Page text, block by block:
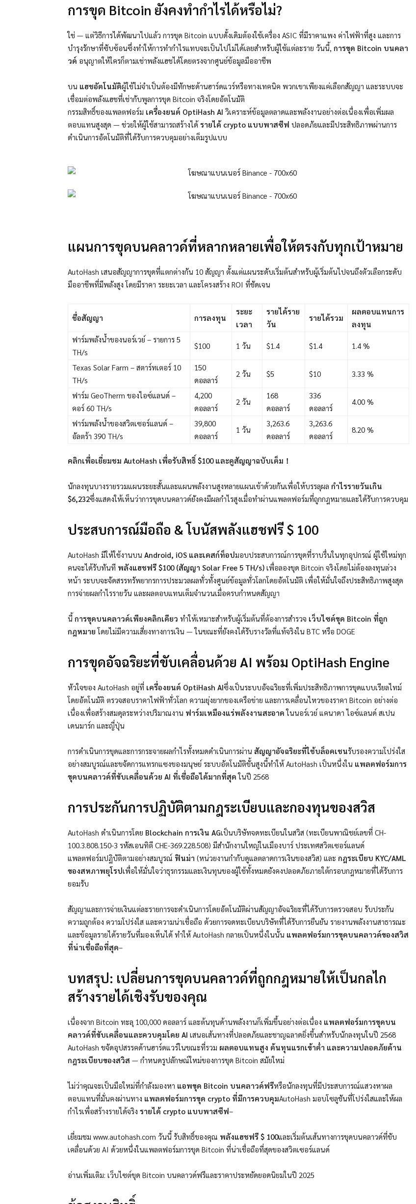
การขุด Bitcoin ยังคงทำกำไรได้หรือไม่?
ใช่ — แต่วิธีการได้พัฒนาไปแล้ว การขุด Bitcoin แบบดั้งเดิมต้องใช้เครื่อง ASIC ที่มีราคาแพง ค่าไฟฟ้าที่สูง และการ
บำรุงรักษาที่ซับซ้อนซึ่งทำให้การทำกำไรแทบจะเป็นไปไม่ได้เลยสำหรับผู้ใช้แต่ละราย วันนี้, การขุด Bitcoin บนคลา
วด์ อนุญาตให้ใครก็ตามเช่าพลังแฮชได้โดยตรงจากศูนย์ข้อมูลมืออาชีพ
บน แฮชอัตโนมัติผู้ใช้ไม่จำเป็นต้องมีทักษะด้านฮาร์ดแวร์หรือทางเทคนิค พวกเขาเพียงแค่เลือกสัญญา และระบบจะ
เชื่อมต่อพลังแฮชที่เช่ากับพูลการขุด Bitcoin จริงโดยอัตโนมัติ
กรรมสิทธิ์ของแพลตฟอร์ม เครื่องยนต์ OptiHash AI วิเคราะห์ข้อมูลตลาดและพลังงานอย่างต่อเนื่องเพื่อเพิ่มผล
ตอบแทนสูงสุด — ช่วยให้ผู้ใช้สามารถสร้างได้ รายได้ crypto แบบพาสซีฟ ปลอดภัยและมีประสิทธิภาพผ่านการ
ดำเนินการอัตโนมัติที่ได้รับการควบคุมอย่างเต็มรูปแบบ
แผนการขุดบนคลาวด์ที่หลากหลายเพื่อให้ตรงกับทุกเป้าหมาย
AutoHash เสนอสัญญาการขุดที่แตกต่างกัน 10 สัญญา ตั้งแต่แผนระดับเริ่มต้นสำหรับผู้เริ่มต้นไปจนถึงตัวเลือกระดับ
มืออาชีพที่มีพลังสูง โดยมีราคา ระยะเวลา และโครงสร้าง ROI ที่ชัดเจน
ชื่อสัญญา การลงทุน
ระยะ
เวลา
รายได้ราย
วัน
รายได้รวม
ผลตอบแทนการ
ลงทุน
ฟาร์มพลังน้ำของนอร์เวย์ – รายการ 5
TH/s
$100 1 วัน $1.4 $1.4 1.4 %
Texas Solar Farm – สตาร์ทเตอร์ 10
TH/s
150
ดอลลาร์
2 วัน $5 $10 3.33 %
ฟาร์ม GeoTherm ของไอซ์แลนด์ –
คอร์ 60 TH/s
4,200
ดอลลาร์
2 วัน
168
ดอลลาร์
336
ดอลลาร์
4.00 %
ฟาร์มพลังน้ำของสวิตเซอร์แลนด์ –
อัลตร้า 390 TH/s
39,800
ดอลลาร์
1 วัน
3,263.6
ดอลลาร์
3,263.6
ดอลลาร์
8.20 %
คลิกเพื่อเยี่ยมชม AutoHash เพื่อรับสิทธิ์ $100 และดูสัญญาฉบับเต็ม！
นักลงทุนบางรายรวมแผนระยะสั้นและแผนพลังงานสูงหลายแผนเข้าด้วยกันเพื่อให้บรรลุผล กำไรรายวันเกิน
$6,232ซึ่งแสดงให้เห็นว่าการขุดบนคลาวด์ยังคงมีผลกำไรสูงเมื่อทำผ่านแพลตฟอร์มที่ถูกกฎหมายและได้รับการควบคุม
ประสบการณ์มือถือ & โบนัสพลังแฮชฟรี $ 100
AutoHash มีให้ใช้งานบน Android, iOS และเดสก์ท็อปมอบประสบการณ์การขุดที่ราบรื่นในทุกอุปกรณ์ ผู้ใช้ใหม่ทุก
คนจะได้รับทันที พลังแฮชฟรี $100(สัญญา Solar Free 5 TH/s) เพื่อลองขุด Bitcoin จริงโดยไม่ต้องลงทุนล่วง
หน้า ระบบจะจัดสรรทรัพยากรการประมวลผลทั่วทั้งศูนย์ข้อมูลทั่วโลกโดยอัตโนมัติ เพื่อให้มั่นใจถึงประสิทธิภาพสูงสุด
การจ่ายผลกำไรรายวัน และผลตอบแทนเต็มจำนวนเมื่อครบกำหนดสัญญา
นี้ การขุดบนคลาวด์เพียงคลิกเดียว ทำให้เหมาะสำหรับผู้เริ่มต้นที่ต้องการสำรวจ เว็บไซต์ขุด Bitcoin ที่ถูก
กฎหมาย โดยไม่มีความเสี่ยงทางการเงิน — ในขณะที่ยังคงได้รับรางวัลที่แท้จริงใน BTC หรือ DOGE
การขุดอัจฉริยะที่ขับเคลื่อนด้วย AI พร้อม OptiHash Engine
หัวใจของ AutoHash อยู่ที่ เครื่องยนต์ OptiHash AIซึ่งเป็นระบบอัจฉริยะที่เพิ่มประสิทธิภาพการขุดแบบเรียลไทม์
โดยอัตโนมัติ ตรวจสอบราคาไฟฟ้าทั่วโลก ความยุ่งยากของเครือข่าย และการเคลื่อนไหวของราคา Bitcoin อย่างต่อ
เนื่องเพื่อสร้างสมดุลระหว่างปริมาณงาน ฟาร์มเหมืองแร่พลังงานสะอาดในนอร์เวย์ แคนาดา ไอซ์แลนด์ สเปน
เดนมาร์ก และญี่ปุ่น
การดำเนินการขุดและการกระจายผลกำไรทั้งหมดดำเนินการผ่าน สัญญาอัจฉริยะที่ใช้บล็อคเชนรับรองความโปร่งใส
อย่างสมบูรณ์และขจัดการแทรกแซงของมนุษย์ ระบบอัตโนมัติขั้นสูงนี้ทำให้ AutoHash เป็นหนึ่งใน แพลตฟอร์มการ
ขุดบนคลาวด์ที่ขับเคลื่อนด้วย AI ที่เชื่อถือได้มากที่สุดในปี 2568
การประกันการปฏิบัติตามกฎระเบียบและกองทุนของสวิส
AutoHash ดำเนินการโดย Blockchain การเงิน AGเป็นบริษัทจดทะเบียนในสวิส (ทะเบียนพาณิชย์เลขที่ CH-
100.3.808.150-3 รหัสเอนทิตี CHE-369.228.508) มีสำนักงานใหญ่ในเมืองบาร์ ประเทศสวิตเซอร์แลนด์
แพลตฟอร์มปฏิบัติตามอย่างสมบูรณ์ ฟินม่า (หน่วยงานกำกับดูแลตลาดการเงินของสวิส) และ กฎระเบียบ KYC/AML
ของสหภาพยุโรปเพื่อให้มั่นใจว่าธุรกรรมและเงินทุนของผู้ใช้ทั้งหมดยังคงปลอดภัยภายใต้กรอบกฎหมายที่ได้รับการ
ยอมรับ
สัญญาและการจ่ายเงินแต่ละรายการจะดำเนินการโดยอัตโนมัติผ่านสัญญาอัจฉริยะที่ได้รับการตรวจสอบ รับประกัน
ความถูกต้อง ความโปร่งใส และความน่าเชื่อถือ ด้วยการจดทะเบียนบริษัทที่ได้รับการยืนยัน รายงานพลังงานสาธารณะ
และข้อมูลรายได้รายวันที่มองเห็นได้ ทำให้ AutoHash กลายเป็นหนึ่งในนั้น แพลตฟอร์มการขุดบนคลาวด์ของสวิส
ที่น่าเชื่อถือที่สุด–
บทสรุป: เปลี่ยนการขุดบนคลาวด์ที่ถูกกฎหมายให้เป็นกลไก
สร้างรายได้เชิงรับของคุณ
เนื่องจาก Bitcoin ทะลุ 100,000 ดอลลาร์ และต้นทุนด้านพลังงานก็เพิ่มขึ้นอย่างต่อเนื่อง แพลตฟอร์มการขุดบน
คลาวด์ที่ขับเคลื่อนและควบคุมโดย AI เสนอเส้นทางที่ปลอดภัยและชาญฉลาดยิ่งขึ้นสำหรับนักลงทุนในปี 2568
AutoHash ขจัดอุปสรรคด้านฮาร์ดแวร์ในขณะที่รวม ผลตอบแทนสูง ต้นทุนแรกเข้าต่ำ และความปลอดภัยด้าน
กฎระเบียบของสวิส — กำหนดรูปลักษณ์ใหม่ของการขุด Bitcoin สมัยใหม่
ไม่ว่าคุณจะเป็นมือใหม่ที่กำลังมองหา แอพขุด Bitcoin บนคลาวด์ฟรีหรือนักลงทุนที่มีประสบการณ์แสวงหาผล
ตอบแทนที่มั่นคงผ่านทาง แพลตฟอร์มการขุด crypto ที่มีการควบคุมAutoHash มอบโซลูชันที่โปร่งใสและให้ผล
กำไรเพื่อสร้างรายได้จริง รายได้ crypto แบบพาสซีฟ–
เยี่ยมชม www.autohash.com วันนี้ รับสิทธิ์ของคุณ พลังแฮชฟรี $ 100และเริ่มต้นเส้นทางการขุดบนคลาวด์ที่ขับ
เคลื่อนด้วย AI ด้วยหนึ่งในแพลตฟอร์มการขุด Bitcoin ที่น่าเชื่อถือที่สุดของสวิตเซอร์แลนด์
อ่านเพิ่มเติม: เว็บไซต์ขุด Bitcoin บนคลาวด์ฟรีและราคาประหยัดยอดนิยมในปี 2025